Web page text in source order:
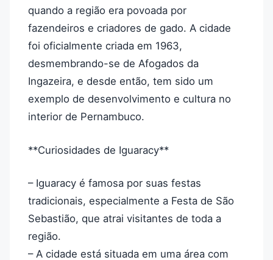
quando a região era povoada por
fazendeiros e criadores de gado. A cidade
foi oficialmente criada em 1963,
desmembrando-se de Afogados da
Ingazeira, e desde então, tem sido um
exemplo de desenvolvimento e cultura no
interior de Pernambuco.
**Curiosidades de Iguaracy**
– Iguaracy é famosa por suas festas
tradicionais, especialmente a Festa de São
Sebastião, que atrai visitantes de toda a
região.
– A cidade está situada em uma área com